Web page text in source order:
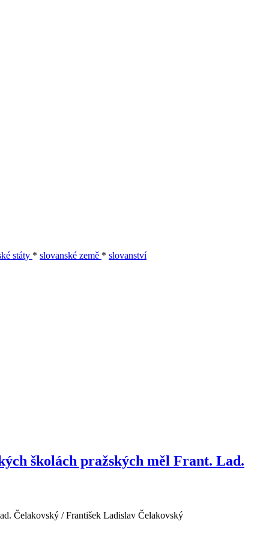
státy * slovanské země * slovanství
školách pražských měl Frant. Lad.
Čelakovský / František Ladislav Čelakovský